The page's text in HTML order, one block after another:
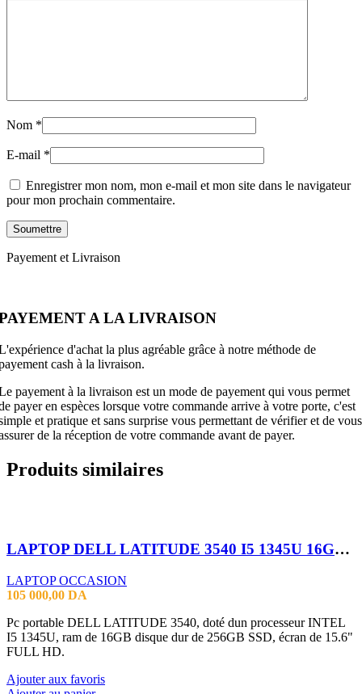
Nom *
E-mail *
Enregistrer mon nom, mon e-mail et mon site dans le navigateur
pour mon prochain commentaire.
Payement et Livraison
A LA LIVRAISON
d'achat la plus agréable grâce à notre méthode de
cash à la livraison.
payement à la livraison est un mode de payement qui vous permet
payer en espèces lorsque votre commande arrive à votre porte, c'est
et pratique et sans surprise vous permettant de vérifier et de vous
de la réception de votre commande avant de payer.
Produits similaires
LAPTOP DELL LATITUDE 3540 I5 1345U 16GB 256 SSD 15.6 FHD
LAPTOP OCCASION
105 000,00 DA
Pc portable DELL LATITUDE 3540, doté dun processeur INTEL
I5 1345U, ram de 16GB disque dur de 256GB SSD, écran de 15.6"
FULL HD.
Ajouter aux favoris